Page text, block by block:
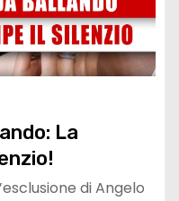
La
di Angelo